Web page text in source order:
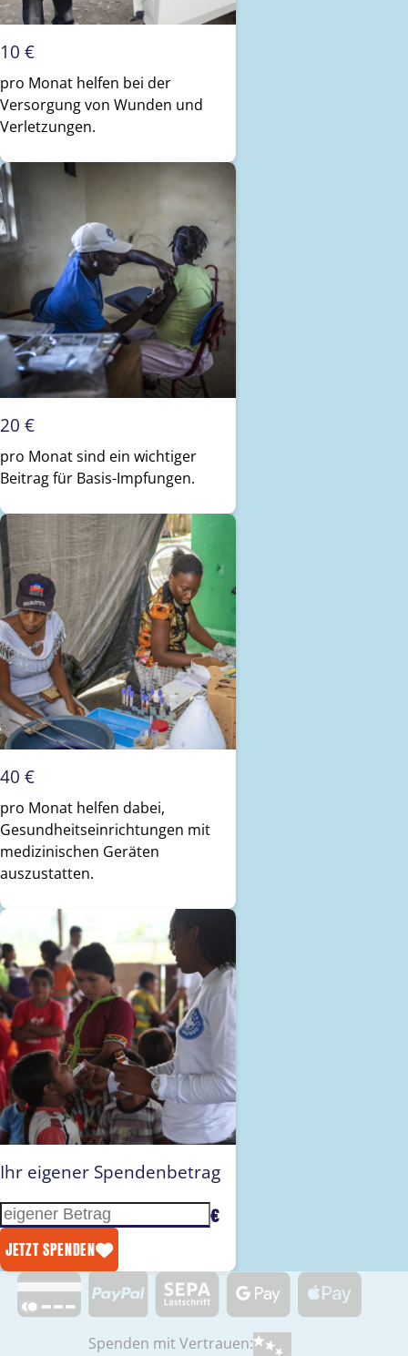
10 €
pro Monat helfen bei der
Versorgung von Wunden und
Verletzungen.
20 €
pro Monat sind ein wichtiger
Beitrag für Basis-Impfungen.
40 €
pro Monat helfen dabei,
Gesundheitseinrichtungen mit
medizinischen Geräten
auszustatten.
Ihr eigener Spendenbetrag
Eigenen Betrag eingeben
€
JETZT SPENDEN
Spenden mit Vertrauen: